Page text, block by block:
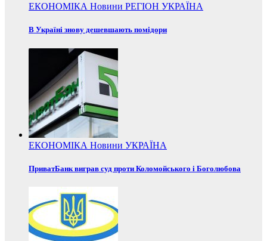
ЕКОНОМІКА Новини РЕГІОН УКРАЇНА
В Україні знову дешевшають помідори
ЕКОНОМІКА Новини УКРАЇНА
ПриватБанк виграв суд проти Коломойського і Боголюбова